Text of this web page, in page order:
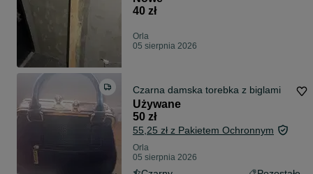
40 zł
Orla
05 sierpnia 2026
Czarna damska torebka z biglami
Używane
50 zł
55,25 zł z Pakietem Ochronnym
Orla
05 sierpnia 2026